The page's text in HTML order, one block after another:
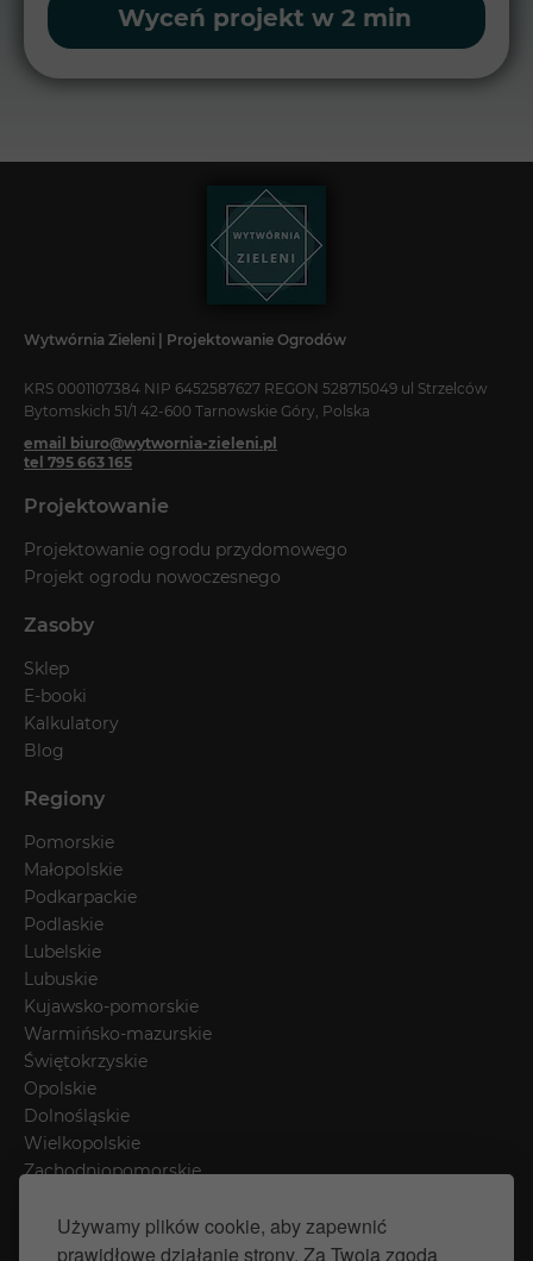
Używamy plików cookie, aby zapewnić
prawidłowe działanie strony. Za Twoją zgodą
Wyceń projekt w 2 min
Wytwórnia Zieleni | Projektowanie Ogrodów
KRS 0001107384 NIP 6452587627 REGON 528715049 ul Strzelców
Bytomskich 51/1 42-600 Tarnowskie Góry, Polska
email biuro@wytwornia-zieleni.pl
tel 795 663 165
Projektowanie
Projektowanie ogrodu przydomowego
Projekt ogrodu nowoczesnego
Zasoby
Sklep
E-booki
Kalkulatory
Blog
Regiony
Pomorskie
Małopolskie
Podkarpackie
Podlaskie
Lubelskie
Lubuskie
Kujawsko-pomorskie
Warmińsko-mazurskie
Świętokrzyskie
Opolskie
Dolnośląskie
Wielkopolskie
Zachodniopomorskie
Mazowieckie
Śląskie